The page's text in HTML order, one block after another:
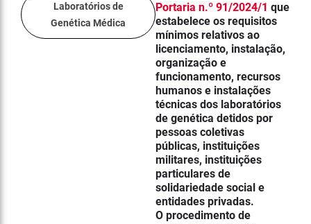
Laboratórios de
Genética Médica
Portaria n.º 91/2024/1 que
estabelece os requisitos
mínimos relativos ao
licenciamento, instalação,
organização e
funcionamento, recursos
humanos e instalações
técnicas dos laboratórios
de genética detidos por
pessoas coletivas
públicas, instituições
militares, instituições
particulares de
solidariedade social e
entidades privadas.
O procedimento de